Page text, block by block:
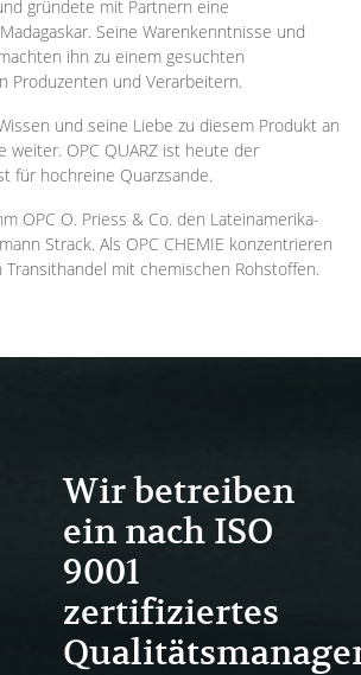
gründete mit Partnern eine
Seine Warenkenntnisse und
ihn zu einem gesuchten
Produzenten und Verarbeitern.
und seine Liebe zu diesem Produkt an
weiter. OPC QUARZ ist heute der
für hochreine Quarzsande.
OPC O. Priess & Co. den Lateinamerika-
Strack. Als OPC CHEMIE konzentrieren
mit chemischen Rohstoffen.
Wir betreiben
ein nach ISO
9001
zertifiziertes